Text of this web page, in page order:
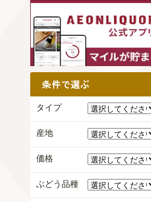
タイプ
産地
価格
ぶどう品種